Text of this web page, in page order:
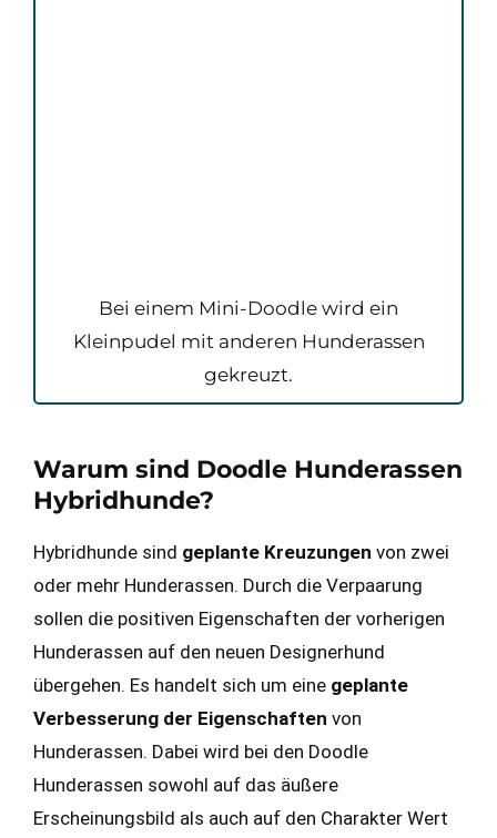
Bei einem Mini-Doodle wird ein
Kleinpudel mit anderen Hunderassen
gekreuzt.​
Warum sind Doodle Hunderassen
Hybridhunde?
Hybridhunde sind geplante Kreuzungen von zwei
oder mehr Hunderassen. Durch die Verpaarung
sollen die positiven Eigenschaften der vorherigen
Hunderassen auf den neuen Designerhund
übergehen. Es handelt sich um eine geplante
Verbesserung der Eigenschaften von
Hunderassen. Dabei wird bei den Doodle
Hunderassen sowohl auf das äußere
Erscheinungsbild als auch auf den Charakter Wert